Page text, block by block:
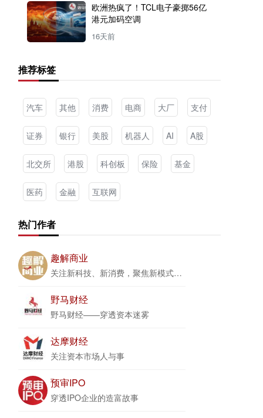
欧洲热疯了！TCL电子豪掷56亿
港元加码空调
16天前
推荐标签
汽车 其他 消费 电商 大厂 支付
证券 银行 美股 机器人 AI A股
北交所 港股 科创板 保险 基金
医药 金融 互联网
热门作者
趣解商业
关注新科技、新消费，聚焦新模式、新商业
野马财经
野马财经——穿透资本迷雾
达摩财经
关注资本市场人与事
预审IPO
穿透IPO企业的造富故事